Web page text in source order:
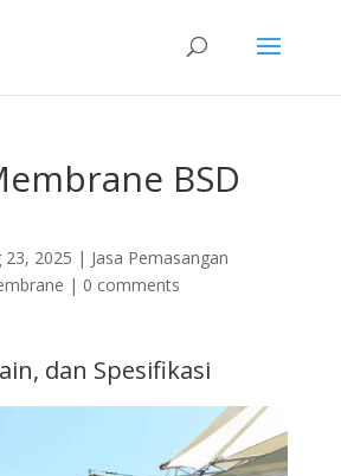
BSD
23, 2025 | Jasa Pemasangan
| 0 comments
dan Spesifikasi